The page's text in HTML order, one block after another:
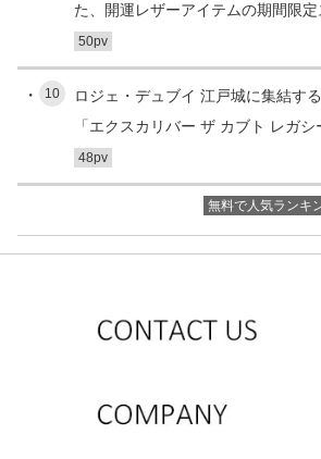
た、開運レザーアイテムの期間限
50pv
10
ロジェ・デュブイ 江戸城に集結す
「エクスカリバー ザ カブト レガ
48pv
無料で人気ランキ